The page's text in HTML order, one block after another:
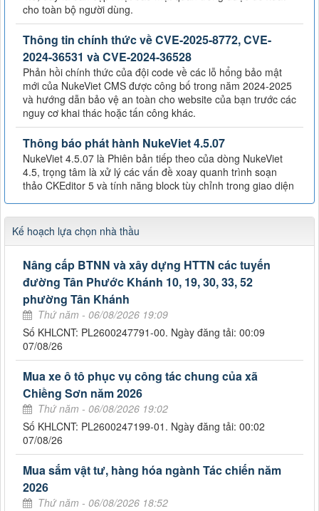
cho toàn bộ người dùng.
Thông tin chính thức về CVE-2025-8772, CVE-
2024-36531 và CVE-2024-36528
Phản hồi chính thức của đội code về các lỗ hổng bảo mật
mới của NukeViet CMS được công bố trong năm 2024-2025
và hướng dẫn bảo vệ an toàn cho website của bạn trước các
nguy cơ khai thác hoặc tấn công khác.
Thông báo phát hành NukeViet 4.5.07
NukeViet 4.5.07 là Phiên bản tiếp theo của dòng NukeViet
4.5, trọng tâm là xử lý các vấn đề xoay quanh trình soạn
thảo CKEditor 5 và tính năng block tùy chỉnh trong giao diện
Kế hoạch lựa chọn nhà thầu
Nâng cấp BTNN và xây dựng HTTN các tuyến
đường Tân Phước Khánh 10, 19, 30, 33, 52
phường Tân Khánh
Thứ năm - 06/08/2026 19:09
Số KHLCNT: PL2600247791-00. Ngày đăng tải: 00:09
07/08/26
Mua xe ô tô phục vụ công tác chung của xã
Chiềng Sơn năm 2026
Thứ năm - 06/08/2026 19:02
Số KHLCNT: PL2600247199-01. Ngày đăng tải: 00:02
07/08/26
Mua sắm vật tư, hàng hóa ngành Tác chiến năm
2026
Thứ năm - 06/08/2026 18:52